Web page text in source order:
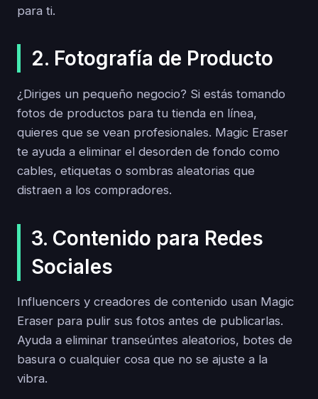
para ti.
2. Fotografía de Producto
¿Diriges un pequeño negocio? Si estás tomando
fotos de productos para tu tienda en línea,
quieres que se vean profesionales. Magic Eraser
te ayuda a eliminar el desorden de fondo como
cables, etiquetas o sombras aleatorias que
distraen a los compradores.
3. Contenido para Redes
Sociales
Influencers y creadores de contenido usan Magic
Eraser para pulir sus fotos antes de publicarlas.
Ayuda a eliminar transeúntes aleatorios, botes de
basura o cualquier cosa que no se ajuste a la
vibra.